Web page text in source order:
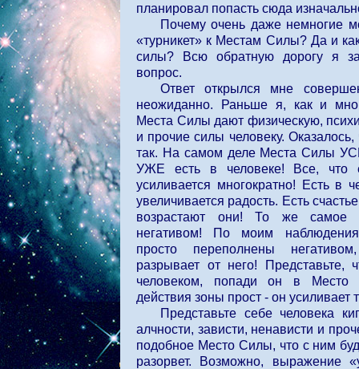
планировал попасть сюда
Почему очень даже немногие
«турникет» к Местам Силы? Да и
силы? Всю обратную дорогу я
вопрос.
Ответ открылся мне
неожиданно. Раньше я, как и
Места Силы дают физическую,
и прочие силы человеку.
так. На самом деле Места Силы
УЖЕ есть в человеке! Все, что
усиливается многократно! Есть в
увеличивается радость. Есть
возрастают они! То же самое
негативом! По моим
просто переполнены
разрывает от него! Представьте,
человеком, попади он в Место
действия зоны прост - он усиливает
Представьте себе человека
алчности, зависти, ненависти и
подобное Место Силы, что с ним
разорвет. Возможно, выражение